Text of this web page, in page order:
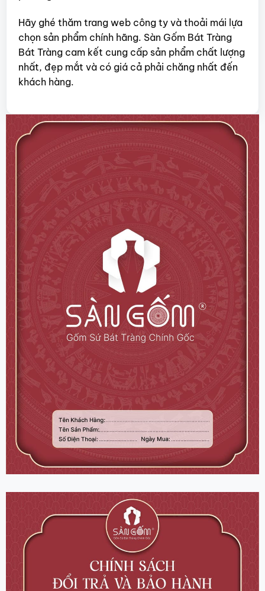
Hãy ghé thăm trang web công ty và thoải mái lựa
chọn sản phẩm chính hãng. Sàn Gốm Bát Tràng
Bát Tràng cam kết cung cấp sản phẩm chất lượng
nhất, đẹp mắt và có giá cả phải chăng nhất đến
khách hàng.